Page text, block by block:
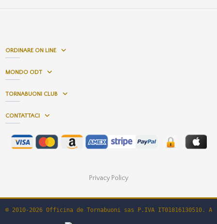
ORDINARE ON LINE
MONDO ODT
TORNABUONI CLUB
CONTATTACI
Privacy Policy
© 2010-2026 Officina de Tornabuoni sas P.IVA IT01816130510.